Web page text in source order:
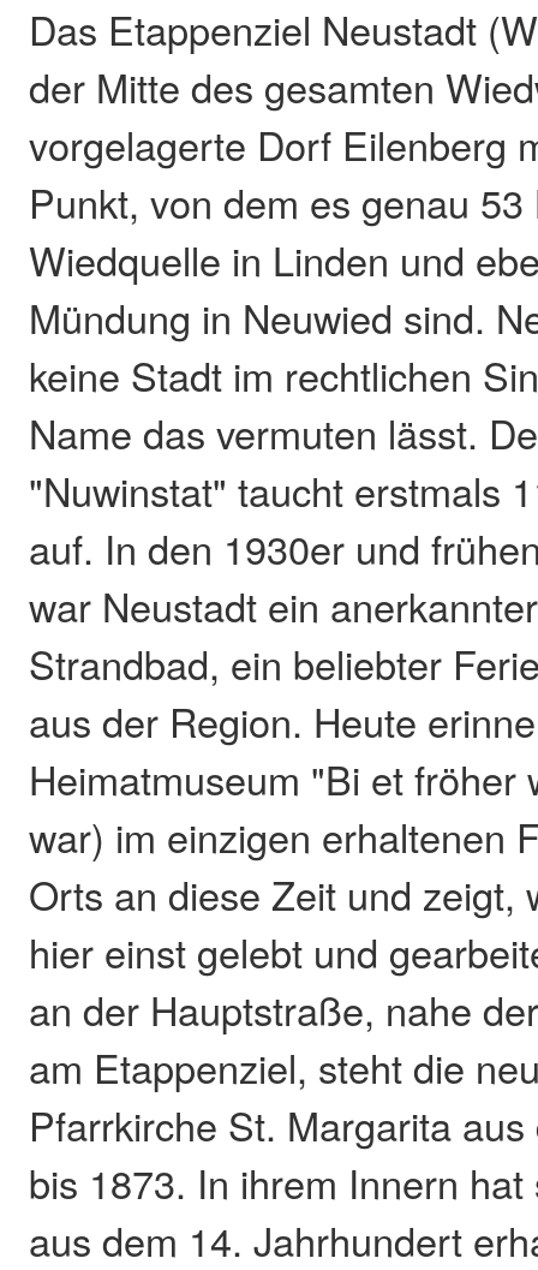
Das Etappenziel Neustadt
der Mitte des gesamten
vorgelagerte Dorf Eilenberg
Punkt, von dem es genau
Wiedquelle in Linden und
Mündung in Neuwied sind.
keine Stadt im rechtlichen
Name das vermuten lässt.
"Nuwinstat" taucht erstmals
auf. In den 1930er und
war Neustadt ein
Strandbad, ein beliebter
aus der Region. Heute
Heimatmuseum "Bi et fröher
war) im einzigen erhaltenen
Orts an diese Zeit und zeigt,
hier einst gelebt und
an der Hauptstraße, nahe
am Etappenziel, steht die
Pfarrkirche St. Margarita
bis 1873. In ihrem Innern
aus dem 14. Jahrhundert